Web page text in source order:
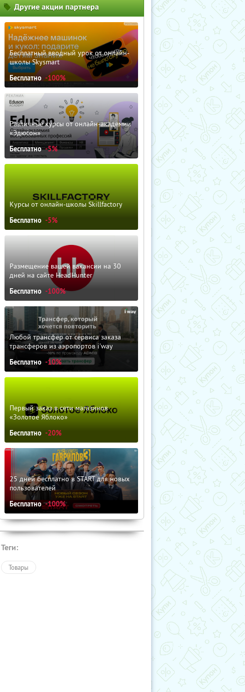
Другие акции партнера
Бесплатный вводный урок от онлайн-
школы Skysmart
Бесплатно -100%
Различные курсы от онлайн-академии
«Эдюсон»
Бесплатно -5%
Курсы от онлайн-школы Skillfactory
Бесплатно -5%
Размещение вашей вакансии на 30
дней на сайте HeadHunter
Бесплатно -100%
Любой трансфер от сервиса заказа
трансферов из аэропортов i'way
Бесплатно -10%
Первый заказ в сети магазинов
«Золотое Яблоко»
Бесплатно -20%
25 дней бесплатно в START для новых
пользователей
Бесплатно -100%
Теги:
Товары